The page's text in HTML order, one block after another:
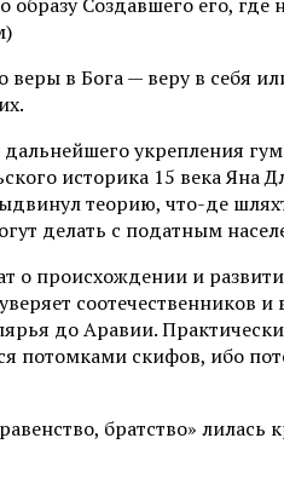
в Бога — веру в себя
укрепления
историка 15 века Яна
теорию, что-де
делать с податным
о происхождении и
соотечественников и
до Аравии.
потомками скифов, ибо
братство» лилась